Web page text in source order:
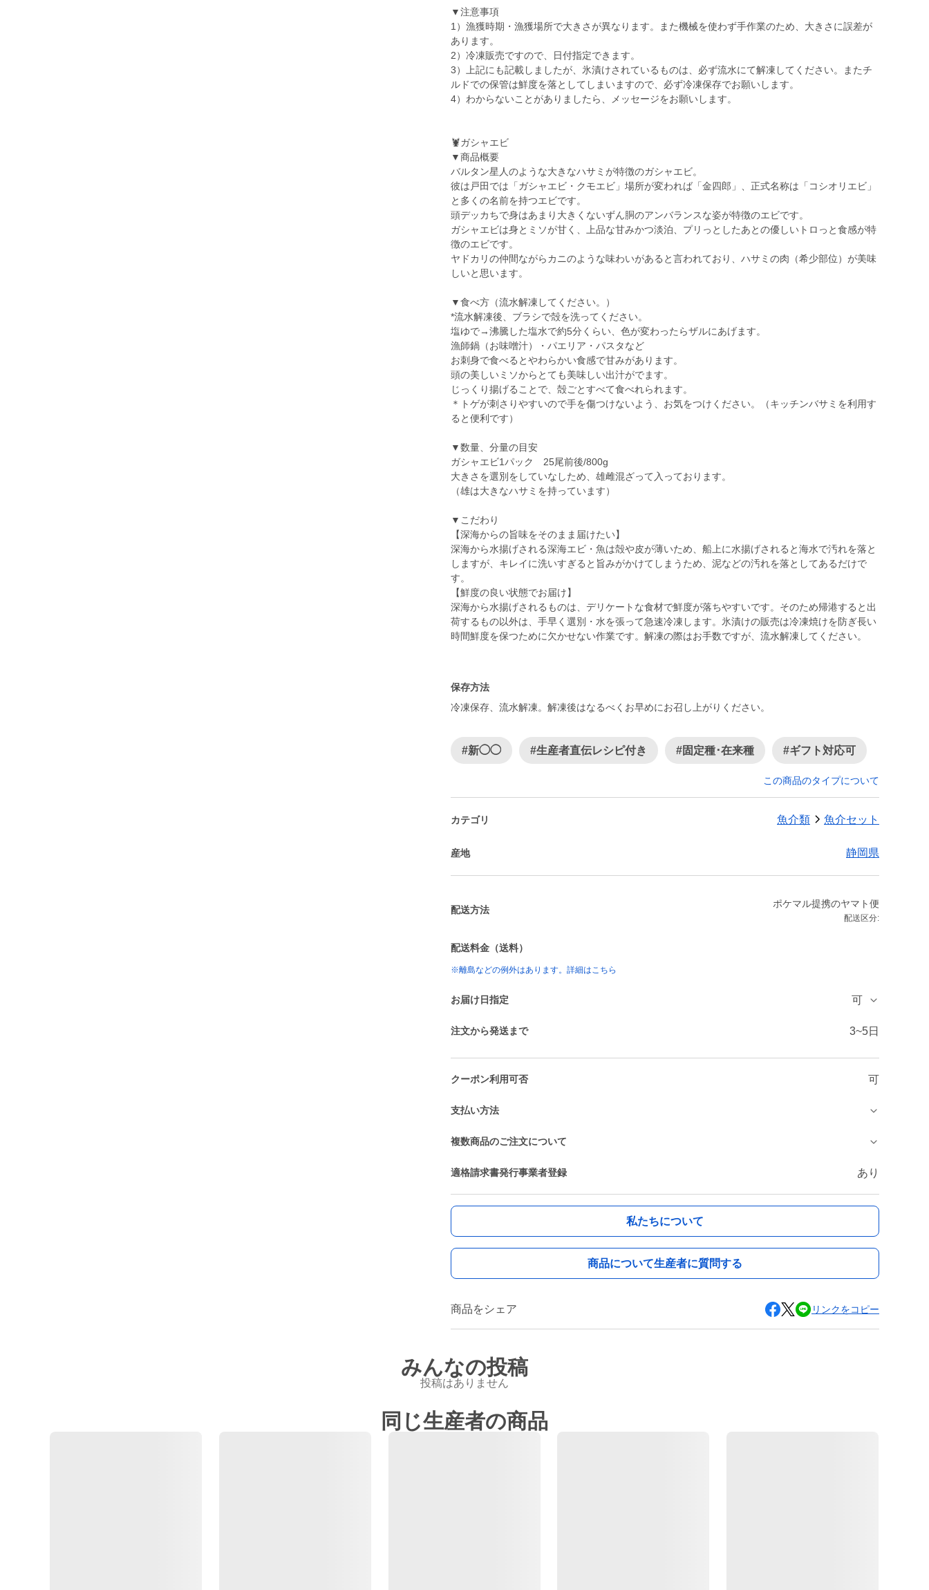
▼注意事項
1）漁獲時期・漁獲場所で大きさが異なります。また機械を使わず手作業のため、大きさに誤差が
あります。
2）冷凍販売ですので、日付指定できます。
3）上記にも記載しましたが、氷漬けされているものは、必ず流水にて解凍してください。またチ
ルドでの保管は鮮度を落としてしまいますので、必ず冷凍保存でお願いします。
4）わからないことがありましたら、メッセージをお願いします。
🦞ガシャエビ
▼商品概要
バルタン星人のような大きなハサミが特徴のガシャエビ。
彼は戸田では「ガシャエビ・クモエビ」場所が変われば「金四郎」、正式名称は「コシオリエビ」
と多くの名前を持つエビです。
頭デッカちで身はあまり大きくないずん胴のアンバランスな姿が特徴のエビです。
ガシャエビは身とミソが甘く、上品な甘みかつ淡泊、プリっとしたあとの優しいトロっと食感が特
徴のエビです。
ヤドカリの仲間ながらカニのような味わいがあると言われており、ハサミの肉（希少部位）が美味
しいと思います。
▼食べ方（流水解凍してください。）
*流水解凍後、ブラシで殻を洗ってください。
塩ゆで→沸騰した塩水で約5分くらい、色が変わったらザルにあげます。
漁師鍋（お味噌汁）・パエリア・パスタなど
お刺身で食べるとやわらかい食感で甘みがあります。
頭の美しいミソからとても美味しい出汁がでます。
じっくり揚げることで、殻ごとすべて食べれられます。
＊トゲが刺さりやすいので手を傷つけないよう、お気をつけください。（キッチンバサミを利用す
ると便利です）
▼数量、分量の目安
ガシャエビ1パック 25尾前後/800g
大きさを選別をしていなしため、雄雌混ざって入っております。
（雄は大きなハサミを持っています）
▼こだわり
【深海からの旨味をそのまま届けたい】
深海から水揚げされる深海エビ・魚は殻や皮が薄いため、船上に水揚げされると海水で汚れを落と
しますが、キレイに洗いすぎると旨みがかけてしまうため、泥などの汚れを落としてあるだけで
す。
【鮮度の良い状態でお届け】
深海から水揚げされるものは、デリケートな食材で鮮度が落ちやすいです。そのため帰港すると出
荷するもの以外は、手早く選別・水を張って急速冷凍します。氷漬けの販売は冷凍焼けを防ぎ長い
時間鮮度を保つために欠かせない作業です。解凍の際はお手数ですが、流水解凍してください。
保存方法
冷凍保存、流水解凍。解凍後はなるべくお早めにお召し上がりください。
#新◯◯ #生産者直伝レシピ付き #固定種･在来種 #ギフト対応可
この商品のタイプについて
カテゴリ 魚介類 魚介セット
産地 静岡県
配送方法
ポケマル提携のヤマト便
配送区分:
配送料金（送料）
※離島などの例外はあります。詳細はこちら
お届け日指定 可
注文から発送まで 3~5日
クーポン利用可否 可
支払い方法
複数商品のご注文について
適格請求書発行事業者登録 あり
私たちについて
商品について生産者に質問する
商品をシェア リンクをコピー
みんなの投稿
投稿はありません
同じ生産者の商品